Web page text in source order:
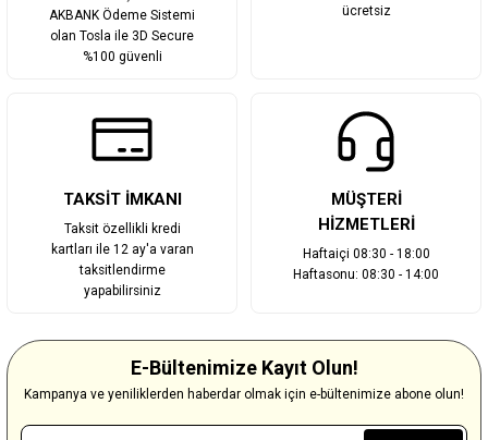
AKBANK Ödeme Sistemi
olan Tosla ile 3D Secure
%100 güvenli
ücretsiz
TAKSİT İMKANI
Taksit özellikli kredi
kartları ile 12 ay'a varan
taksitlendirme
yapabilirsiniz
MÜŞTERİ
HİZMETLERİ
Haftaiçi 08:30 - 18:00
Haftasonu: 08:30 - 14:00
E-Bültenimize Kayıt Olun!
Kampanya ve yeniliklerden haberdar olmak için e-bültenimize abone olun!